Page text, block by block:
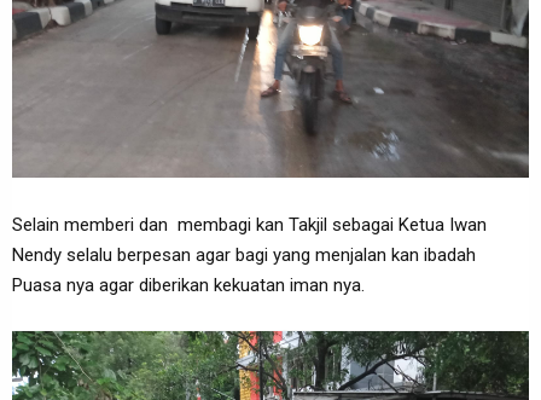
Selain memberi dan membagi kan Takjil sebagai Ketua Iwan
Nendy selalu berpesan agar bagi yang menjalan kan ibadah
Puasa nya agar diberikan kekuatan iman nya.